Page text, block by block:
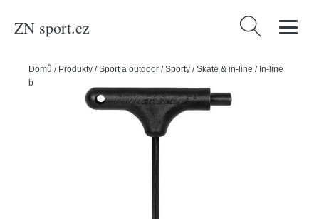
ZN sport.cz Vyhledávání
Domů / Produkty /Sport a outdoor /Sporty /Skate & in-line / In-line
bruslení